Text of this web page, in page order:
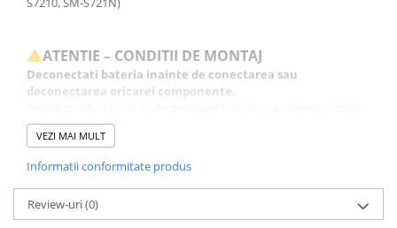
ATENTIE – CONDITII DE MONTAJ
Deconectati bateria inainte de conectarea sau
deconectarea oricarei componente.
de protectie, sigiliile sau etichetele.
Inlocuirea componentelor interne este un proces delicat si
necesita cunostinte si echipamente specifice domeniului
reparatiilor GSM.
Se recomanda montajul intr-un service specializat.
VEZI MAI MULT
Informatii conformitate produs
Review-uri(0)